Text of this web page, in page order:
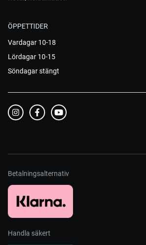
ÖPPETTIDER
Vardagar 10-18
Lördagar 10-15
Söndagar stängt
Betalningsalternativ
Handla säkert